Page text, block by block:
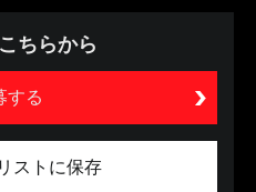
ちらから
する
ストに保存